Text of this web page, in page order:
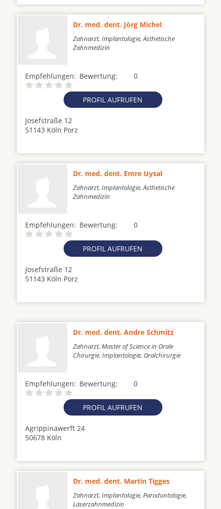
Dr. med. dent. Jörg Michel
Zahnarzt, Implantologie, Ästhetische
Zahnmedizin
Empfehlungen: 0
Bewertung:
PROFIL AUFRUFEN
Josefstraße 12
51143 Köln Porz
Dr. med. dent. Emre Uysal
Zahnarzt, Implantologie, Ästhetische
Zahnmedizin
Empfehlungen: 0
Bewertung:
PROFIL AUFRUFEN
Josefstraße 12
51143 Köln Porz
Dr. med. dent. Andre Schmitz
Zahnarzt, Master of Science in Orale
Chirurgie, Implantologie, Oralchirurgie
Empfehlungen: 0
Bewertung:
PROFIL AUFRUFEN
Agrippinawerft 24
50678 Köln
Dr. med. dent. Martin Tigges
Zahnarzt, Implantologie, Parodontologie,
Laserzahnmedizin